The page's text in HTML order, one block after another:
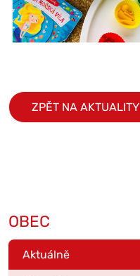
ZPĚT NA AKTUALITY
OBEC
Aktuálně